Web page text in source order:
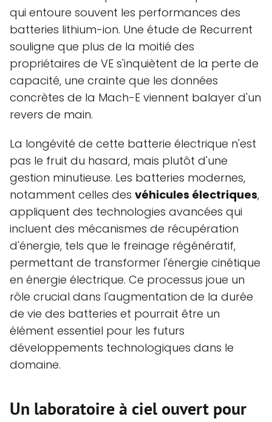
qui entoure souvent les performances des
batteries lithium-ion. Une étude de Recurrent
souligne que plus de la moitié des
propriétaires de VE s'inquiètent de la perte de
capacité, une crainte que les données
concrètes de la Mach-E viennent balayer d'un
revers de main.
La longévité de cette batterie électrique n'est
pas le fruit du hasard, mais plutôt d'une
gestion minutieuse. Les batteries modernes,
notamment celles des véhicules électriques,
appliquent des technologies avancées qui
incluent des mécanismes de récupération
d'énergie, tels que le freinage régénératif,
permettant de transformer l'énergie cinétique
en énergie électrique. Ce processus joue un
rôle crucial dans l'augmentation de la durée
de vie des batteries et pourrait être un
élément essentiel pour les futurs
développements technologiques dans le
domaine.
Un laboratoire à ciel ouvert pour